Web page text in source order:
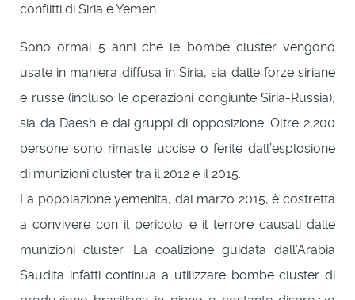
conflitti di Siria e Yemen.
Sono ormai 5 anni che le bombe cluster vengono
usate in maniera diffusa in Siria, sia dalle forze siriane
e russe (incluso le operazioni congiunte Siria-Russia),
sia da Daesh e dai gruppi di opposizione. Oltre 2,200
persone sono rimaste uccise o ferite dall’esplosione
di munizioni cluster tra il 2012 e il 2015.
La popolazione yemenita, dal marzo 2015, è costretta
a convivere con il pericolo e il terrore causati dalle
munizioni cluster. La coalizione guidata dall’Arabia
Saudita infatti continua a utilizzare bombe cluster di